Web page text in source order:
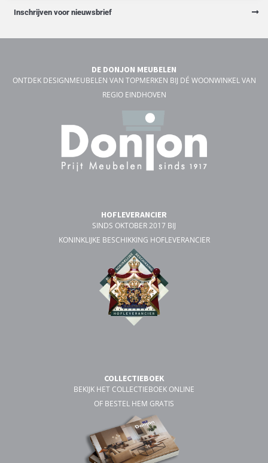
Inschrijven voor nieuwsbrief
DE DONJON MEUBELEN
ONTDEK DESIGNMEUBELEN VAN TOPMERKEN BIJ DÉ WOONWINKEL VAN
REGIO EINDHOVEN
HOFLEVERANCIER
SINDS OKTOBER 2017 BIJ
KONINKLIJKE BESCHIKKING HOFLEVERANCIER
COLLECTIEBOEK
BEKIJK HET COLLECTIEBOEK ONLINE
OF BESTEL HEM GRATIS